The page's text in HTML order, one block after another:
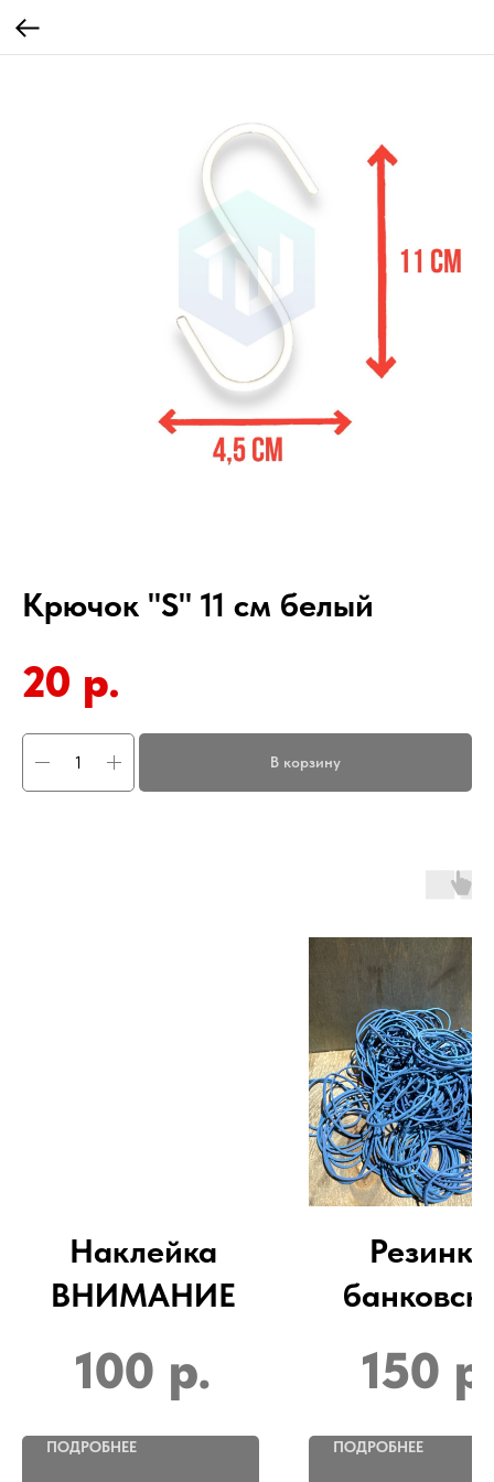
Крючок "S" 11 см белый
20 р.
В корзину
Наклейка
ВНИМАНИЕ
100 р.
ПОДРОБНЕЕ
Резинка
150
ПОДРОБНЕЕ